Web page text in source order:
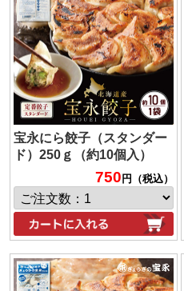
宝永にら餃子（スタンダー
ド）250ｇ（約10個入）
750 円（税込）